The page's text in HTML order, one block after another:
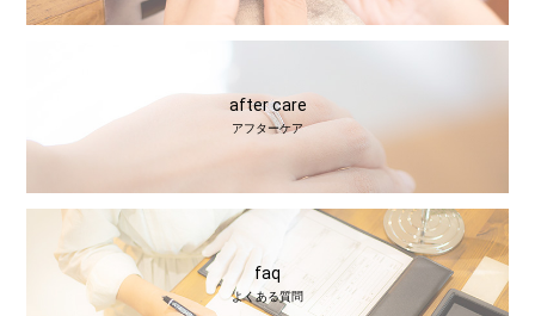
after care
アフターケア
faq
よくある質問